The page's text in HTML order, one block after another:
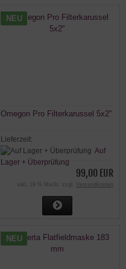
NEU
Omegon Pro Filterkarussel 5x2''
Lieferzeit:
Auf
Lager + Überprüfung
99,00 EUR
inkl. 19 % MwSt. zzgl. Versandkosten
NEU